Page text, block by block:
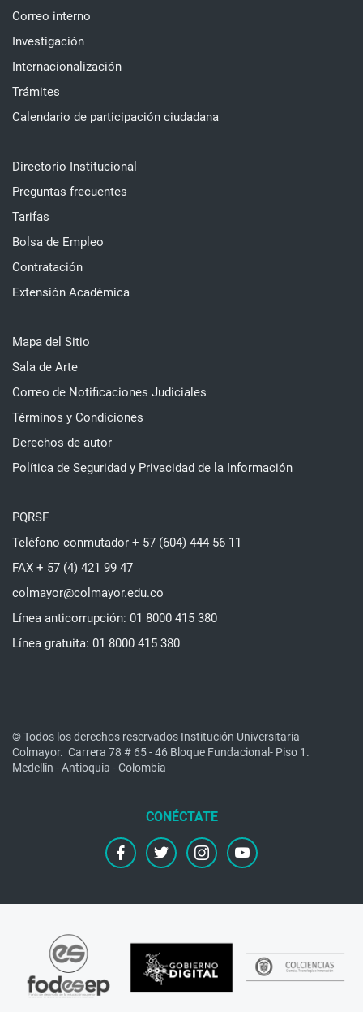
Correo interno
Investigación
Internacionalización
Trámites
Calendario de participación ciudadana
Directorio Institucional
Preguntas frecuentes
Tarifas
Bolsa de Empleo
Contratación
Extensión Académica
Mapa del Sitio
Sala de Arte
Correo de Notificaciones Judiciales
Términos y Condiciones
Derechos de autor
Política de Seguridad y Privacidad de la Información
PQRSF
Teléfono conmutador + 57 (604) 444 56 11
FAX + 57 (4) 421 99 47
colmayor@colmayor.edu.co
Línea anticorrupción: 01 8000 415 380
Línea gratuita: 01 8000 415 380
© Todos los derechos reservados Institución Universitaria
Colmayor. Carrera 78 # 65 - 46 Bloque Fundacional- Piso 1.
Medellín - Antioquia - Colombia